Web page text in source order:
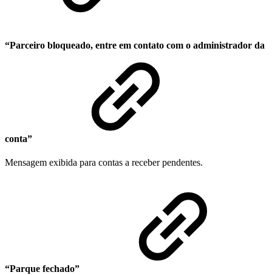
“Parceiro bloqueado, entre em contato com o administrador da
conta”
Mensagem exibida para contas a receber pendentes.
“Parque fechado”